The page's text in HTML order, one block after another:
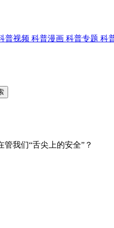
普视频 科普漫画 科普专题 科
我们“舌尖上的安全”？